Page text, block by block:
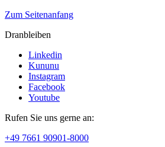
Zum Seitenanfang
Dranbleiben
Linkedin
Kununu
Instagram
Facebook
Youtube
Rufen Sie uns gerne an:
+49 7661 90901-8000